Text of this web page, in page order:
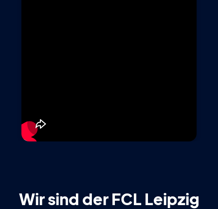
Wir sind der FCL Leipzig